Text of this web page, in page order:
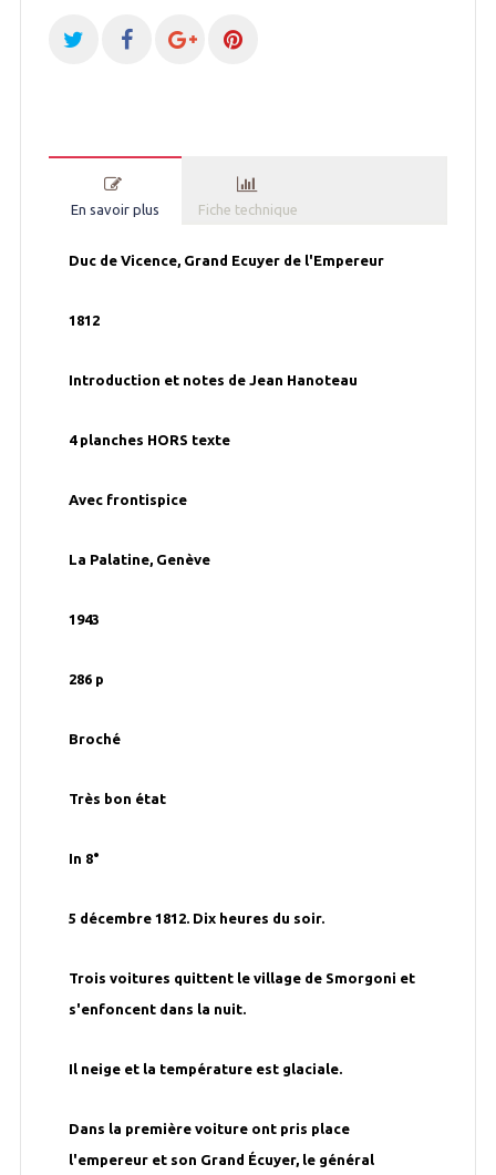
En savoir plus Fiche technique
Duc de Vicence, Grand Ecuyer de l'Empereur
1812
Introduction et notes de Jean Hanoteau
4 planches HORS texte
Avec frontispice
La Palatine, Genève
1943
286 p
Broché
Très bon état
In 8°
5 décembre 1812. Dix heures du soir.
Trois voitures quittent le village de Smorgoni et
s'enfoncent dans la nuit.
Il neige et la température est glaciale.
Dans la première voiture ont pris place
l'empereur et son Grand Écuyer, le général